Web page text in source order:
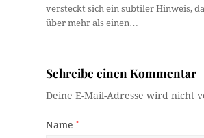
versteckt sich ein subtiler Hinweis,
über mehr als einen…
Schreibe einen Kommentar
Deine E-Mail-Adresse wird nicht
Name*